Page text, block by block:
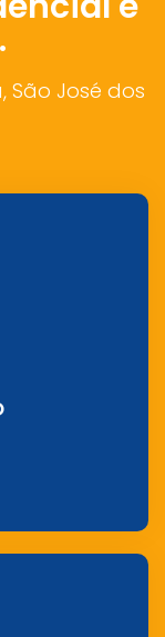
São José dos